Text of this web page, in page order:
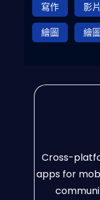
寫作 影
繪圖 繪
Cross-
apps for